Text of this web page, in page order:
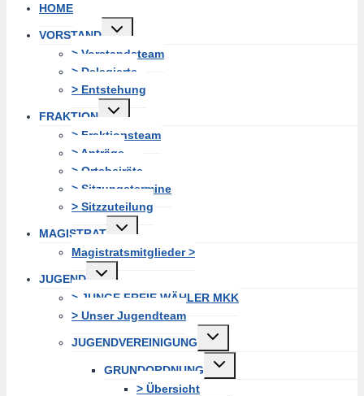
HOME
VORSTAND
Untermenü
erweitern
> Vorstandsteam
> Delegierte
> Entstehung
FRAKTION
Untermenü
erweitern
> Fraktionsteam
> Anträge
> Ortsbeiräte
> Sitzungstermine
> Sitzzuteilung
MAGISTRAT
Untermenü
erweitern
Magistratsmitglieder >
JUGEND
Untermenü
erweitern
> JUNGE FREIE WÄHLER MKK
> Unser Jugendteam
JUGENDVEREINIGUNG
Untermenü
erweitern
GRUNDORDNUNG
Untermenü
erweitern
> Übersicht